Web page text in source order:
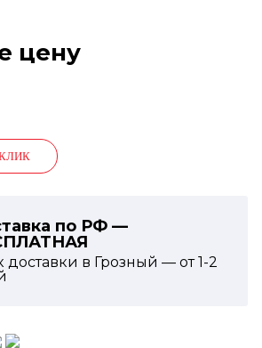
цену
по РФ —
доставки в Грозный — от1-2